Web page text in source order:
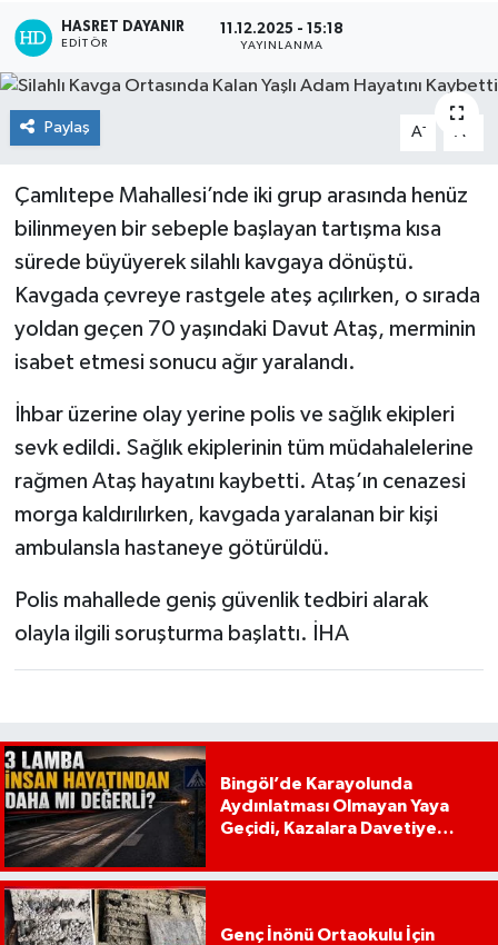
HASRET DAYANIR
EDITÖR
11.12.2025 - 15:18
YAYINLANMA
Paylaş A- A
Çamlıtepe Mahallesi’nde iki grup arasında henüz
bilinmeyen bir sebeple başlayan tartışma kısa
sürede büyüyerek silahlı kavgaya dönüştü.
Kavgada çevreye rastgele ateş açılırken, o sırada
yoldan geçen 70 yaşındaki Davut Ataş, merminin
isabet etmesi sonucu ağır yaralandı.
İhbar üzerine olay yerine polis ve sağlık ekipleri
sevk edildi. Sağlık ekiplerinin tüm müdahalelerine
rağmen Ataş hayatını kaybetti. Ataş’ın cenazesi
morga kaldırılırken, kavgada yaralanan bir kişi
ambulansla hastaneye götürüldü.
Polis mahallede geniş güvenlik tedbiri alarak
olayla ilgili soruşturma başlattı. İHA
Bingöl’de Karayolunda
Aydınlatması Olmayan Yaya
Geçidi, Kazalara Davetiye
Genç İnönü Ortaokulu İçin
KARLIOVA
RESMİ İLANLAR
SAĞLIK
SİYASET
SPOR
YEDİSU
Haber Arşivi